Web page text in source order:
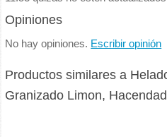
Opiniones
No hay opiniones. Escribir opinión
Productos similares a
Granizado Limon,